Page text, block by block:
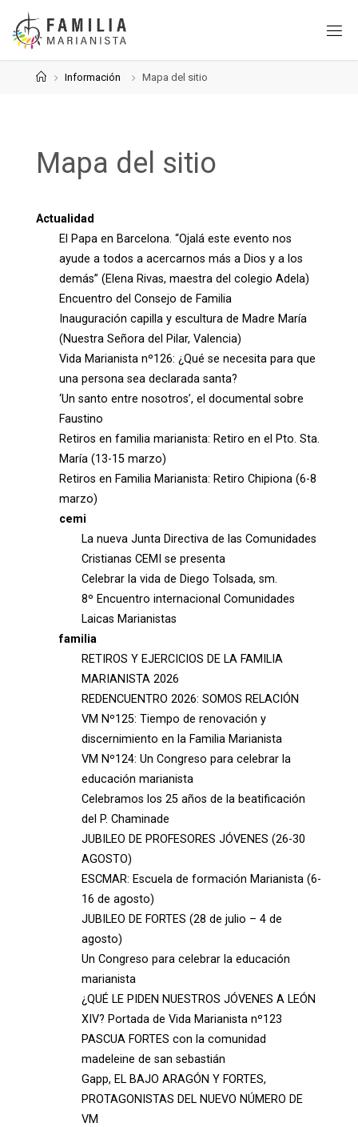
Saltar
contenido
PáginaInformación Mapa del sitio
Mapa del sitio
Actualidad
El Papa en Barcelona. “Ojalá este evento nos
ayude a todos a acercarnos más a Dios y a los
demás” (Elena Rivas, maestra del colegio Adela)
Encuentro del Consejo de Familia
Inauguración capilla y escultura de Madre María
(Nuestra Señora del Pilar, Valencia)
Vida Marianista nº126: ¿Qué se necesita para que
una persona sea declarada santa?
‘Un santo entre nosotros’, el documental sobre
Faustino
Retiros en familia marianista: Retiro en el Pto. Sta.
María (13-15 marzo)
Retiros en Familia Marianista: Retiro Chipiona (6-8
marzo)
cemi
La nueva Junta Directiva de las Comunidades
Cristianas CEMI se presenta
Celebrar la vida de Diego Tolsada, sm.
8º Encuentro internacional Comunidades
Laicas Marianistas
familia
RETIROS Y EJERCICIOS DE LA FAMILIA
MARIANISTA 2026
REDENCUENTRO 2026: SOMOS RELACIÓN
VM Nº125: Tiempo de renovación y
discernimiento en la Familia Marianista
VM Nº124: Un Congreso para celebrar la
educación marianista
Celebramos los 25 años de la beatificación
del P. Chaminade
JUBILEO DE PROFESORES JÓVENES (26-30
AGOSTO)
ESCMAR: Escuela de formación Marianista (6-
16 de agosto)
JUBILEO DE FORTES (28 de julio – 4 de
agosto)
Un Congreso para celebrar la educación
marianista
¿QUÉ LE PIDEN NUESTROS JÓVENES A LEÓN
XIV? Portada de Vida Marianista nº123
PASCUA FORTES con la comunidad
madeleine de san sebastián
Gapp, EL BAJO ARAGÓN Y FORTES,
PROTAGONISTAS DEL NUEVO NÚMERO DE
VM